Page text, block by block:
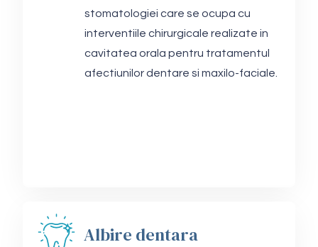
stomatologiei care se ocupa cu
interventiile chirurgicale realizate in
cavitatea orala pentru tratamentul
afectiunilor dentare si maxilo-faciale.
Albire dentara